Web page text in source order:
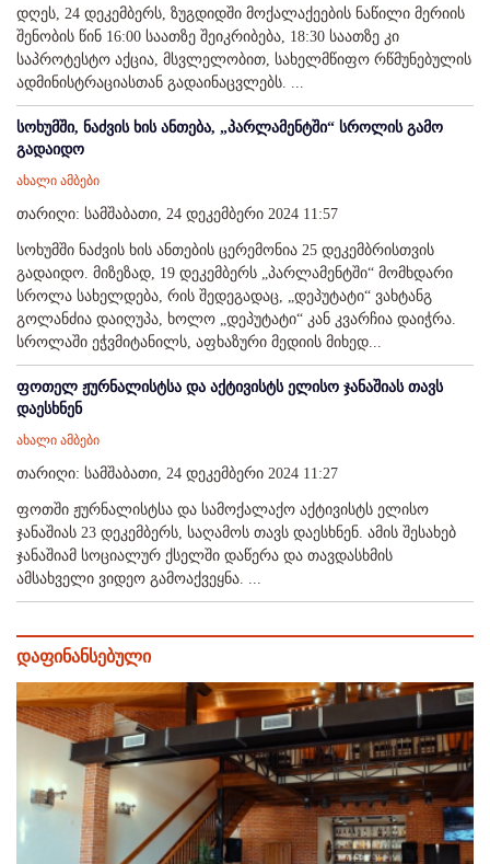
დღეს, 24 დეკემბერს, ზუგდიდში მოქალაქეების ნაწილი მერიის
შენობის წინ 16:00 საათზე შეიკრიბება, 18:30 საათზე კი
საპროტესტო აქცია, მსვლელობით, სახელმწიფო რწმუნებულის
ადმინისტრაციასთან გადაინაცვლებს. ...
სოხუმში, ნაძვის ხის ანთება, „პარლამენტში“ სროლის გამო
გადაიდო
ახალი ამბები
თარიღი: სამშაბათი, 24 დეკემბერი 2024 11:57
სოხუმში ნაძვის ხის ანთების ცერემონია 25 დეკემბრისთვის
გადაიდო. მიზეზად, 19 დეკემბერს „პარლამენტში“ მომხდარი
სროლა სახელდება, რის შედეგადაც, „დეპუტატი“ ვახტანგ
გოლანძია დაიღუპა, ხოლო „დეპუტატი“ კან კვარჩია დაიჭრა.
სროლაში ეჭვმიტანილს, აფხაზური მედიის მიხედ...
ფოთელ ჟურნალისტსა და აქტივისტს ელისო ჯანაშიას თავს
დაესხნენ
ახალი ამბები
თარიღი: სამშაბათი, 24 დეკემბერი 2024 11:27
ფოთში ჟურნალისტსა და სამოქალაქო აქტივისტს ელისო
ჯანაშიას 23 დეკემბერს, საღამოს თავს დაესხნენ. ამის შესახებ
ჯანაშიამ სოციალურ ქსელში დაწერა და თავდასხმის
ამსახველი ვიდეო გამოაქვეყნა. ...
დაფინანსებული